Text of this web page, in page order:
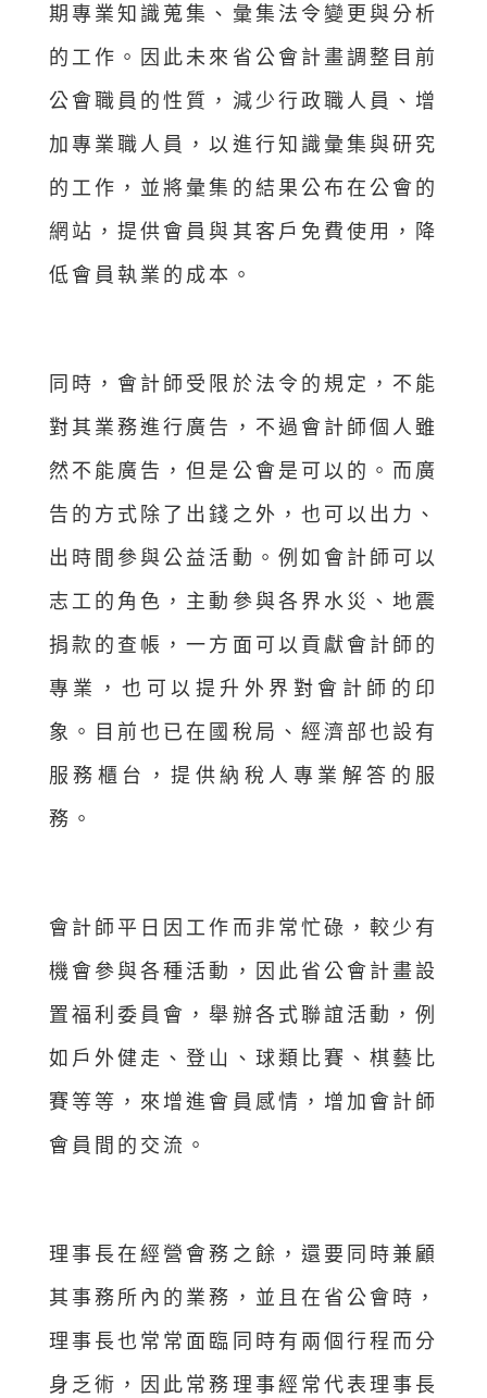
期專業知識蒐集、彙集法令變更與分析
的工作。因此未來省公會計畫調整目前
公會職員的性質，減少行政職人員、增
加專業職人員，以進行知識彙集與研究
的工作，並將彙集的結果公布在公會的
網站，提供會員與其客戶免費使用，降
低會員執業的成本。
同時，會計師受限於法令的規定，不能
對其業務進行廣告，不過會計師個人雖
然不能廣告，但是公會是可以的。而廣
告的方式除了出錢之外，也可以出力、
出時間參與公益活動。例如會計師可以
志工的角色，主動參與各界水災、地震
捐款的查帳，一方面可以貢獻會計師的
專業，也可以提升外界對會計師的印
象。目前也已在國稅局、經濟部也設有
服務櫃台，提供納稅人專業解答的服
務。
會計師平日因工作而非常忙碌，較少有
機會參與各種活動，因此省公會計畫設
置福利委員會，舉辦各式聯誼活動，例
如戶外健走、登山、球類比賽、棋藝比
賽等等，來增進會員感情，增加會計師
會員間的交流。
理事長在經營會務之餘，還要同時兼顧
其事務所內的業務，並且在省公會時，
理事長也常常面臨同時有兩個行程而分
身乏術，因此常務理事經常代表理事長